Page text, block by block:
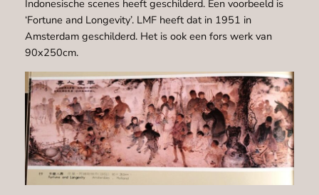
Indonesische scenes heeft geschilderd. Een voorbeeld is
‘Fortune and Longevity’. LMF heeft dat in 1951 in
Amsterdam geschilderd. Het is ook een fors werk van
90x250cm.